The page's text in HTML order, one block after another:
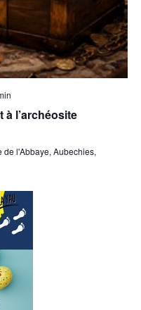
à l’archéosite
de l'Abbaye, Aubechies,